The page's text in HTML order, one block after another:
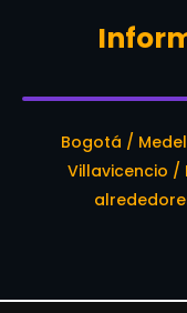
Bogotá /
Villavicencio /